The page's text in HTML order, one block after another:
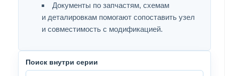
Документы по запчастям, схемам
и деталировкам помогают сопоставить узел
и совместимость с модификацией.
Поиск внутри серии